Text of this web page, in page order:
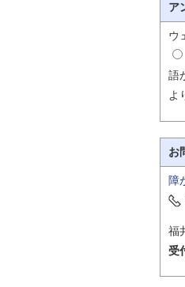
ア
ウ
語
よ
お
障
福
受